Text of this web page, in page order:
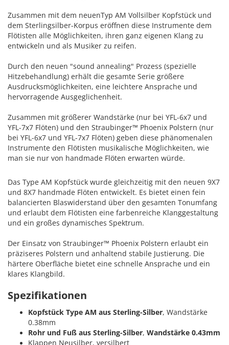
Zusammen mit dem neuenTyp AM Vollsilber Kopfstück und
dem Sterlingsilber-Korpus eröffnen diese Instrumente dem
Flötisten alle Möglichkeiten, ihren ganz eigenen Klang zu
entwickeln und als Musiker zu reifen.
Durch den neuen "sound annealing" Prozess (spezielle
Hitzebehandlung) erhält die gesamte Serie größere
Ausdrucksmöglichkeiten, eine leichtere Ansprache und
hervorragende Ausgeglichenheit.
Zusammen mit größerer Wandstärke (nur bei YFL-6x7 und
YFL-7x7 Flöten) und den Straubinger™ Phoenix Polstern (nur
bei YFL-6x7 und YFL-7x7 Flöten) geben diese phänomenalen
Instrumente den Flötisten musikalische Möglichkeiten, wie
man sie nur von handmade Flöten erwarten würde.
Das Type AM Kopfstück wurde gleichzeitig mit den neuen 9X7
und 8X7 handmade Flöten entwickelt. Es bietet einen fein
balancierten Blaswiderstand über den gesamten Tonumfang
und erlaubt dem Flötisten eine farbenreiche Klanggestaltung
und ein großes dynamisches Spektrum.
Der Einsatz von Straubinger™ Phoenix Polstern erlaubt ein
präziseres Polstern und anhaltend stabile Justierung. Die
härtere Oberfläche bietet eine schnelle Ansprache und ein
klares Klangbild.
Spezifikationen
Kopfstück Type AM aus Sterling-Silber, Wandstärke
0.38mm
Rohr und Fuß aus Sterling-Silber, Wandstärke 0.43mm
Klappen Neusilber, versilbert